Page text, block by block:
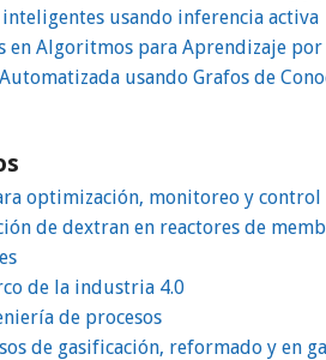
usando inferencia activa
en Algoritmos para Aprendizaje por
usando Grafos de
optimización, monitoreo y control
de dextran en reactores de
de la industria 4.0
de procesos
de gasificación, reformado y en